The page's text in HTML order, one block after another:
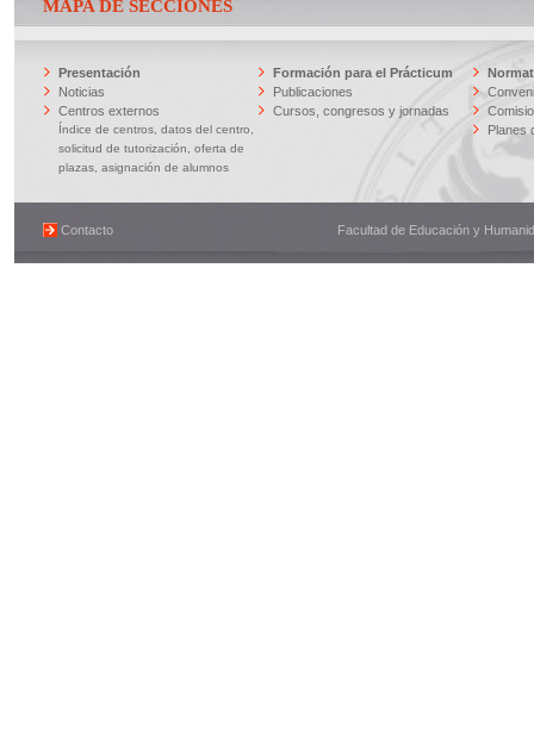
MAPA DE SECCIONES
Presentación
Noticias
Centros externos
Índice de centros, datos del centro,
solicitud de tutorización, oferta de
plazas, asignación de alumnos
Formación para el Prácticum
Publicaciones
Cursos, congresos y jornadas
Planes
Contacto Facultad de Educación y